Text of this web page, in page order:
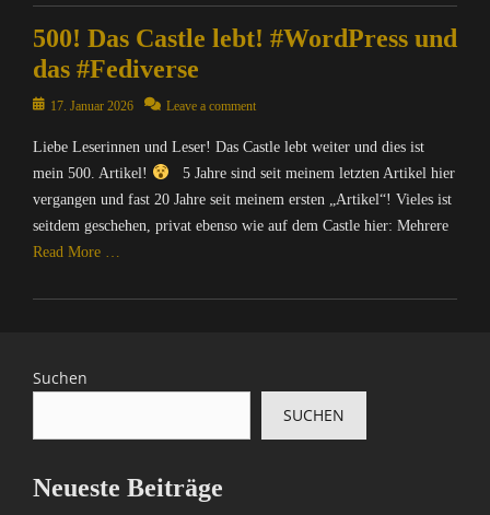
500! Das Castle lebt! #WordPress und
das #Fediverse
Posted17. Januar 2026 Leave a comment
Liebe Leserinnen und Leser! Das Castle lebt weiter und dies ist
mein 500. Artikel!
5 Jahre sind seit meinem letzten Artikel hier
vergangen und fast 20 Jahre seit meinem ersten „Artikel“! Vieles ist
seitdem geschehen, privat ebenso wie auf dem Castle hier: Mehrere
Read More …
Categories
g
m
i
Suchen
SUCHEN
Neueste Beiträge